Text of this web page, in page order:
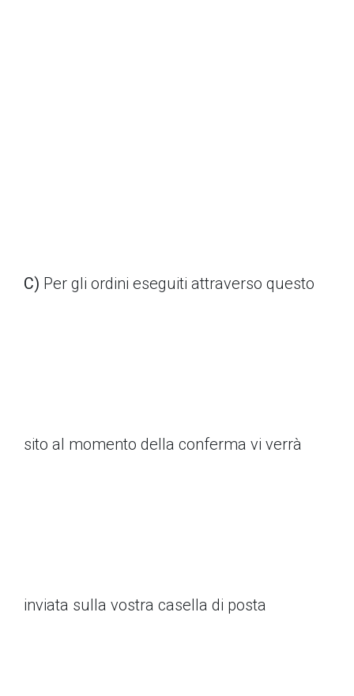
C) Per gli ordini eseguiti attraverso questo
sito al momento della conferma vi verrà
inviata sulla vostra casella di posta